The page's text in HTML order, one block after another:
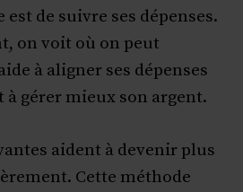
de suivre ses dépenses.
on voit où on peut
à aligner ses dépenses
à gérer mieux son argent.
aident à devenir plus
Cette méthode